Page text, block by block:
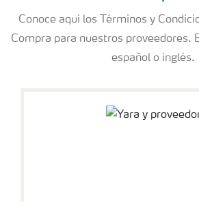
Conoce aquí los Términos y
Compra para nuestros proveedores.
español o inglés.